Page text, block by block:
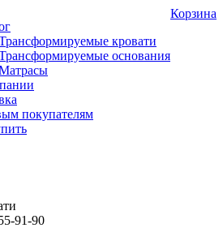
кровати
основания
покупателям
Корзина
91-90